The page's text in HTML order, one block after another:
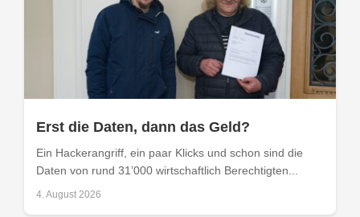
Erst die Daten, dann das Geld?
Ein Hackerangriff, ein paar Klicks und schon sind die
Daten von rund 31’000 wirtschaftlich Berechtigten...
4. August 2026